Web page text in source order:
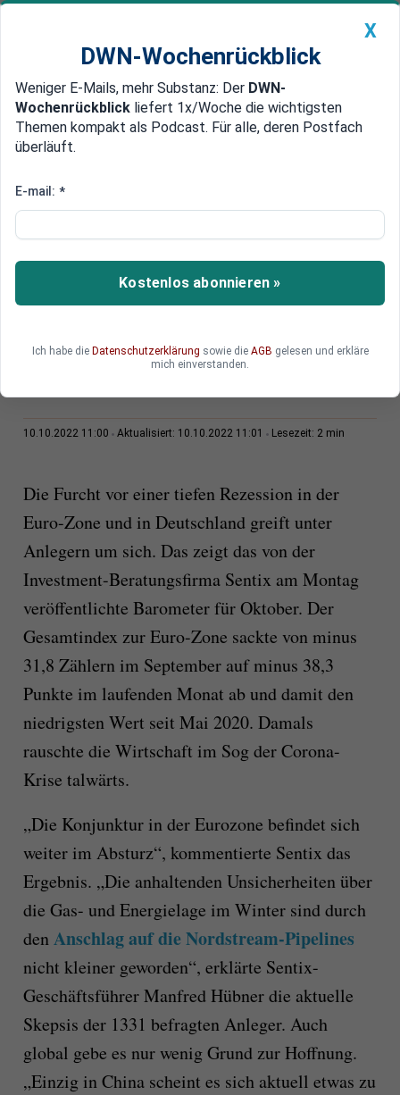
Newsticker MEIN DWN: Geldanlage Premium
Edelmetalle DWN-Magazin China
Anleger-Umfrage: „Der
Eine breit angelegte Umfrage zeigt, dass
Deutschland in einer massiven Wirtschaftskrise
angekommen ist.
10.10.2022 11:00 Aktualisiert: 10.10.2022 11:01 Lesezeit: 2 min
Die Furcht vor einer tiefen Rezession in der
Euro-Zone und in Deutschland greift unter
Anlegern um sich. Das zeigt das von der
Investment-Beratungsfirma Sentix am Montag
veröffentlichte Barometer für Oktober. Der
Gesamtindex zur Euro-Zone sackte von minus
31,8 Zählern im September auf minus 38,3
Punkte im laufenden Monat ab und damit den
niedrigsten Wert seit Mai 2020. Damals
rauschte die Wirtschaft im Sog der Corona-
Krise talwärts.
„Die Konjunktur in der Eurozone befindet sich
weiter im Absturz“, kommentierte Sentix das
Ergebnis. „Die anhaltenden Unsicherheiten über
die Gas- und Energielage im Winter sind durch
denAnschlag auf die Nordstream-Pipelines
nicht kleiner geworden“, erklärte Sentix-
Geschäftsführer Manfred Hübner die aktuelle
Skepsis der 1331 befragten Anleger. Auch
global gebe es nur wenig Grund zur Hoffnung.
„Einzig in China scheint es sich aktuell etwas zu
X
DWN-Wochenrückblick
Weniger E-Mails, mehr Substanz: Der DWN-
Wochenrückblick liefert 1x/Woche die wichtigsten
Themen kompakt als Podcast. Für alle, deren Postfach
überläuft.
E-mail: *
Kostenlos abonnieren »
Ich habe die Datenschutzerklärung sowie die AGB gelesen und erkläre
mich einverstanden.